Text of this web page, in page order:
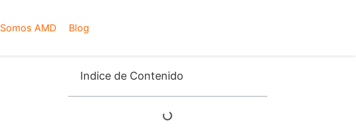
Somos AMD Blog
Indice de Contenido